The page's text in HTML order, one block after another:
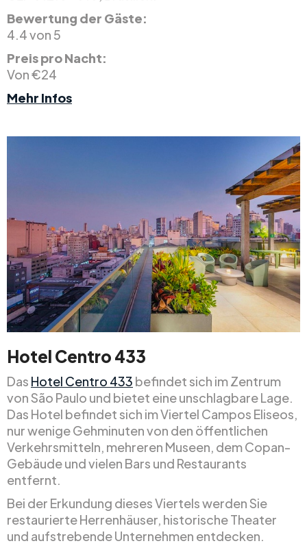
Bewertung der Gäste:
4.4 von 5
Preis pro Nacht:
Von €24
Mehr Infos
Hotel Centro 433
Das Hotel Centro 433 befindet sich im Zentrum
von São Paulo und bietet eine unschlagbare Lage.
Das Hotel befindet sich im Viertel Campos Eliseos,
nur wenige Gehminuten von den öffentlichen
Verkehrsmitteln, mehreren Museen, dem Copan-
Gebäude und vielen Bars und Restaurants
entfernt.
Bei der Erkundung dieses Viertels werden Sie
restaurierte Herrenhäuser, historische Theater
und aufstrebende Unternehmen entdecken.